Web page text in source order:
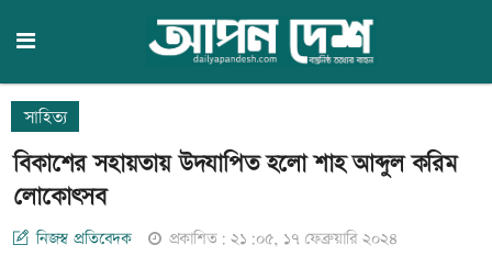
সাহিত্য
বিকাশের সহায়তায় উদযাপিত হলো শাহ আব্দুল করিম
লোকোৎসব
নিজস্ব প্রতিবেদক প্রকাশিত: ২১:০৫, ১৭ ফেব্রুয়ারি ২০২৪